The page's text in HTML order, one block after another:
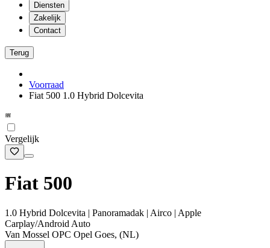
Diensten
Zakelijk
Contact
Terug
Voorraad
Fiat 500 1.0 Hybrid Dolcevita
Vergelijk
Fiat 500
1.0 Hybrid Dolcevita | Panoramadak | Airco | Apple
Carplay/Android Auto
Van Mossel OPC Opel Goes, (NL)